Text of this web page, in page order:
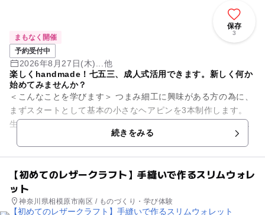
保存
3
まもなく開催
予約受付中
2026年8月27日(木)...他
楽しくhandmade！七五三、成人式活用できます。新しく何か
始めてみませんか？
＜こんなことを学びます＞ つまみ細工に興味がある方の為に、
まずスタートとして基本の小さなヘアピンを3本制作します。
生地は、正絹羽二重を使います。制作方法は、伝統的なでんぷ
続きをみる
【初めてのレザークラフト】手縫いで作るスリムウォレ
ット
神奈川県相模原市南区 / ものづくり・学び体験